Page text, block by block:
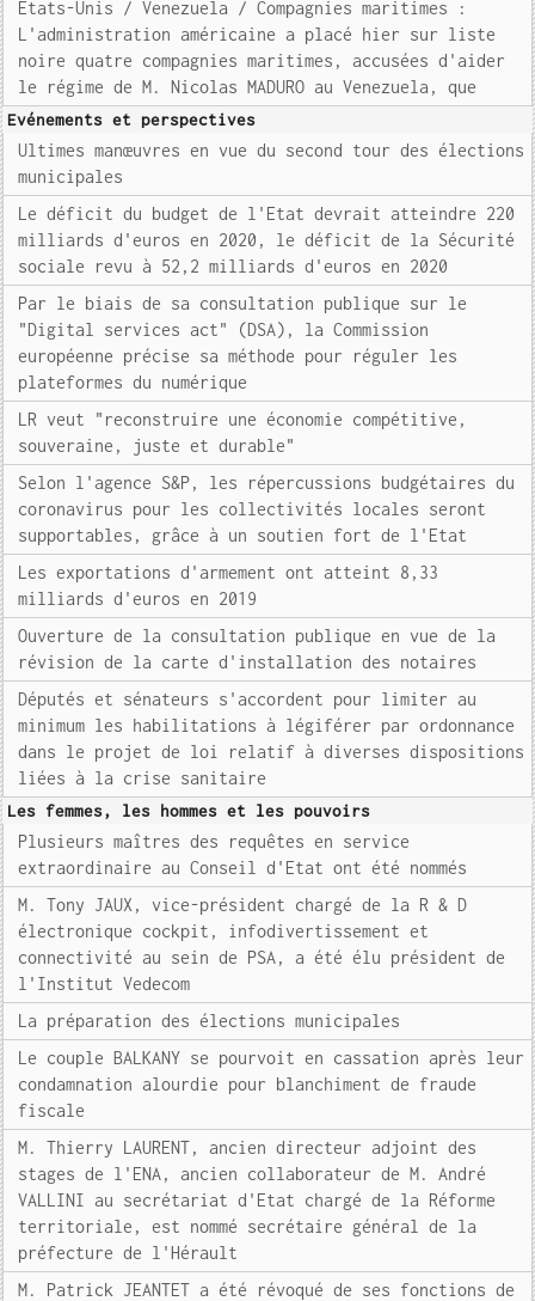
Etats-Unis / Venezuela / Compagnies maritimes :
L'administration américaine a placé hier sur liste
noire quatre compagnies maritimes, accusées d'aider
le régime de M. Nicolas MADURO au Venezuela, que
Evénements et perspectives
Ultimes manœuvres en vue du second tour des élections
municipales
Le déficit du budget de l'Etat devrait atteindre 220
milliards d'euros en 2020, le déficit de la Sécurité
sociale revu à 52,2 milliards d'euros en 2020
Par le biais de sa consultation publique sur le
"Digital services act" (DSA), la Commission
européenne précise sa méthode pour réguler les
plateformes du numérique
LR veut "reconstruire une économie compétitive,
souveraine, juste et durable"
Selon l'agence S&P, les répercussions budgétaires du
coronavirus pour les collectivités locales seront
supportables, grâce à un soutien fort de l'Etat
Les exportations d'armement ont atteint 8,33
milliards d'euros en 2019
Ouverture de la consultation publique en vue de la
révision de la carte d'installation des notaires
Députés et sénateurs s'accordent pour limiter au
minimum les habilitations à légiférer par ordonnance
dans le projet de loi relatif à diverses dispositions
liées à la crise sanitaire
Les femmes, les hommes et les pouvoirs
Plusieurs maîtres des requêtes en service
extraordinaire au Conseil d'Etat ont été nommés
M. Tony JAUX, vice-président chargé de la R & D
électronique cockpit, infodivertissement et
connectivité au sein de PSA, a été élu président de
l'Institut Vedecom
La préparation des élections municipales
Le couple BALKANY se pourvoit en cassation après leur
condamnation alourdie pour blanchiment de fraude
fiscale
M. Thierry LAURENT, ancien directeur adjoint des
stages de l'ENA, ancien collaborateur de M. André
VALLINI au secrétariat d'Etat chargé de la Réforme
territoriale, est nommé secrétaire général de la
préfecture de l'Hérault
M. Patrick JEANTET a été révoqué de ses fonctions de